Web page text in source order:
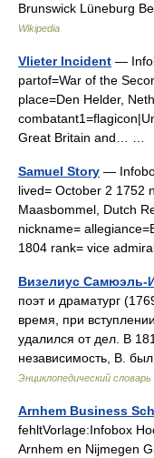
Brunswick Lüneburg
Wikipedia
Vlieter Incident —
partof=War of the
place=Den Helder,
Great Britain and… …
Samuel Story —
lived= October 2 1752
Maasbommel, Dutch
nickname=
1804 rank= vice
Визелиус Самюэль-
поэт и драматург
время, при
удалился от дел. В
независимость, В.
Энциклопедический
Arnhem Business
fehltVorlage:Infobox
Arnhem en Nijmegen